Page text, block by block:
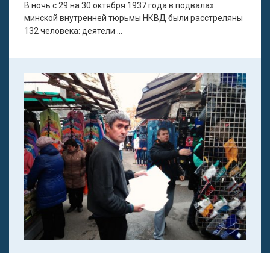
В ночь с 29 на 30 октября 1937 года в подвалах
минской внутренней тюрьмы НКВД были расстреляны
132 человека: деятели ...